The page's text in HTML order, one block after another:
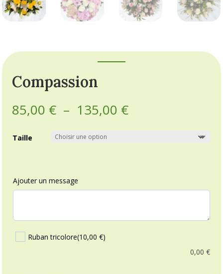
Compassion
85,00 € – 135,00 €Plage
de
prix :
85,00 €
Taille
Ajouter un message
Ruban tricolore(10,00 €)
0,00 €